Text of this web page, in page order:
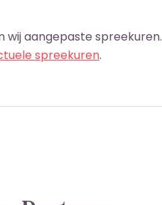
aangepaste spreekuren.
spreekuren.